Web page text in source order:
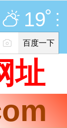
19
19°C / 多云
百度一下
址